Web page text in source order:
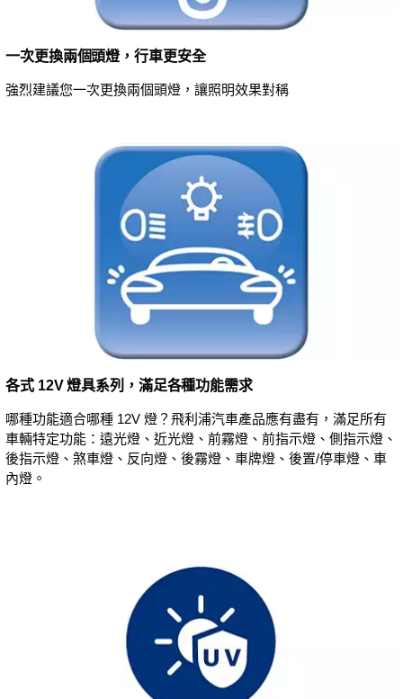
一次更換兩個頭燈，行車更安全
強烈建議您一次更換兩個頭燈，讓照明效果對稱
各式 12V 燈具系列，滿足各種功能需求
哪種功能適合哪種 12V 燈？飛利浦汽車產品應有盡有，滿足所有
車輛特定功能：遠光燈、近光燈、前霧燈、前指示燈、側指示燈、
後指示燈、煞車燈、反向燈、後霧燈、車牌燈、後置/停車燈、車
內燈。